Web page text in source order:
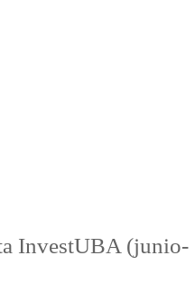
InvestUBA (junio-